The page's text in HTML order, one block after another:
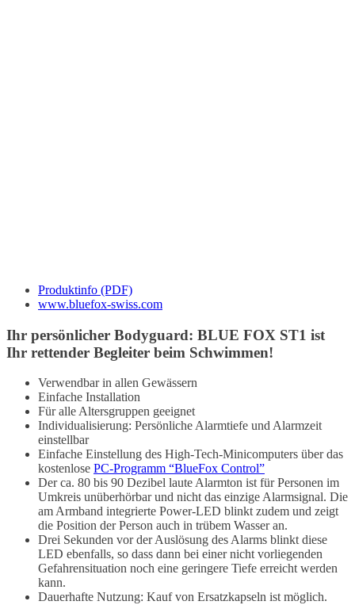
Produktinfo (PDF)
www.bluefox-swiss.com
Ihr persönlicher Bodyguard: BLUE FOX ST1 ist
Ihr rettender Begleiter beim Schwimmen!
Verwendbar in allen Gewässern
Einfache Installation
Für alle Altersgruppen geeignet
Individualisierung: Persönliche Alarmtiefe und Alarmzeit
einstellbar
Einfache Einstellung des High-Tech-Minicomputers über das
kostenlose PC-Programm “BlueFox Control”
Der ca. 80 bis 90 Dezibel laute Alarmton ist für Personen im
Umkreis unüberhörbar und nicht das einzige Alarmsignal. Die
am Armband integrierte Power-LED blinkt zudem und zeigt
die Position der Person auch in trübem Wasser an.
Drei Sekunden vor der Auslösung des Alarms blinkt diese
LED ebenfalls, so dass dann bei einer nicht vorliegenden
Gefahrensituation noch eine geringere Tiefe erreicht werden
kann.
Dauerhafte Nutzung: Kauf von Ersatzkapseln ist möglich.